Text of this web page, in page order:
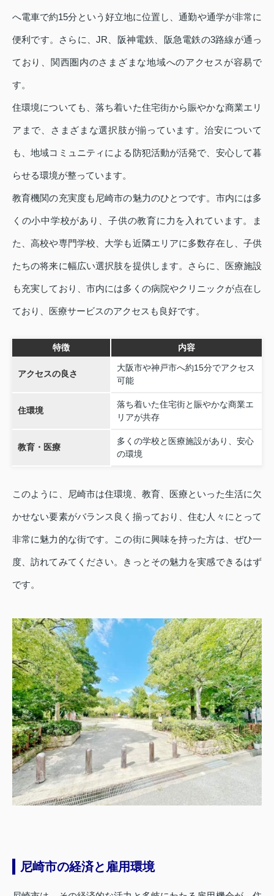
へ電車で約15分という好立地に位置し、通勤や通学が非常に
便利です。さらに、JR、阪神電鉄、阪急電鉄の3路線が通っ
ており、関西圏内のさまざまな地域へのアクセスが容易で
す。
住環境についても、落ち着いた住宅街から賑やかな商業エリ
アまで、さまざまな選択肢が揃っています。治安について
も、地域コミュニティによる防犯活動が活発で、安心して暮
らせる環境が整っています。
教育機関の充実度も尼崎市の魅力のひとつです。市内には多
くの小中学校があり、子供の教育に力を入れています。ま
た、高校や専門学校、大学も近隣エリアに多数存在し、子供
たちの将来に幅広い選択肢を提供します。さらに、医療施設
も充実しており、市内には多くの病院やクリニックが点在し
ており、医療サービスのアクセスも良好です。
特徴 内容
アクセスの良さ
大阪市や神戸市へ約15分でアクセス
可能
住環境
落ち着いた住宅街と賑やかな商業エ
リアが共存
教育・医療
多くの学校と医療施設があり、安心
の環境
このように、尼崎市は住環境、教育、医療といった生活に欠
かせない要素がバランス良く揃っており、住む人々にとって
非常に魅力的な街です。この街に興味を持った方は、ぜひ一
度、訪れてみてください。きっとその魅力を実感できるはず
です。
尼崎市の経済と雇用環境